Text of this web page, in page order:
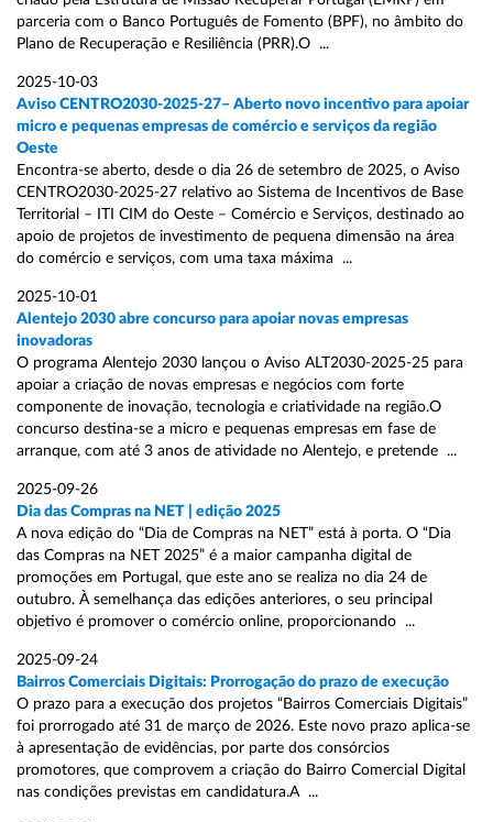
parceria com o Banco Português de Fomento (BPF), no âmbito do
Plano de Recuperação e Resiliência (PRR).O ...
2025-10-03
Aviso CENTRO2030-2025-27– Aberto novo incentivo para apoiar
micro e pequenas empresas de comércio e serviços da região
Oeste
Encontra-se aberto, desde o dia 26 de setembro de 2025, o Aviso
CENTRO2030-2025-27 relativo ao Sistema de Incentivos de Base
Territorial – ITI CIM do Oeste – Comércio e Serviços, destinado ao
apoio de projetos de investimento de pequena dimensão na área
do comércio e serviços, com uma taxa máxima ...
2025-10-01
Alentejo 2030 abre concurso para apoiar novas empresas
inovadoras
O programa Alentejo 2030 lançou o Aviso ALT2030-2025-25 para
apoiar a criação de novas empresas e negócios com forte
componente de inovação, tecnologia e criatividade na região.O
concurso destina-se a micro e pequenas empresas em fase de
arranque, com até 3 anos de atividade no Alentejo, e pretende ...
2025-09-26
Dia das Compras na NET | edição 2025
A nova edição do “Dia de Compras na NET” está à porta. O “Dia
das Compras na NET 2025” é a maior campanha digital de
promoções em Portugal, que este ano se realiza no dia 24 de
outubro. À semelhança das edições anteriores, o seu principal
objetivo é promover o comércio online, proporcionando ...
2025-09-24
Bairros Comerciais Digitais: Prorrogação do prazo de execução
O prazo para a execução dos projetos “Bairros Comerciais Digitais”
foi prorrogado até 31 de março de 2026. Este novo prazo aplica-se
à apresentação de evidências, por parte dos consórcios
promotores, que comprovem a criação do Bairro Comercial Digital
nas condições previstas em candidatura.A ...